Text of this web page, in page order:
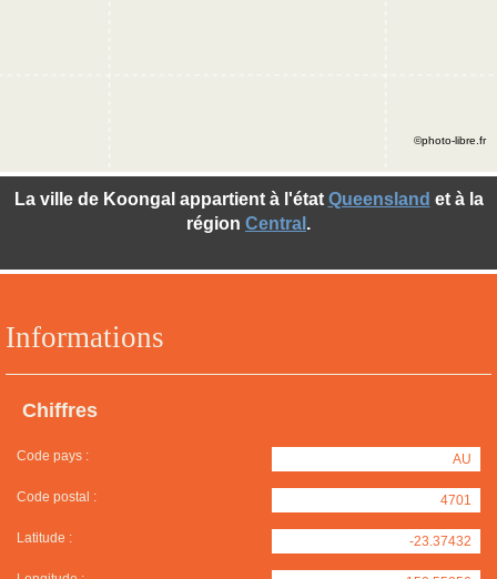
Informations
Chiffres
Code pays : AU
Code postal : 4701
Latitude : -23.37432
La ville de Koongal appartient à l'état Queensland et à la
région Central .
©photo-libre.fr